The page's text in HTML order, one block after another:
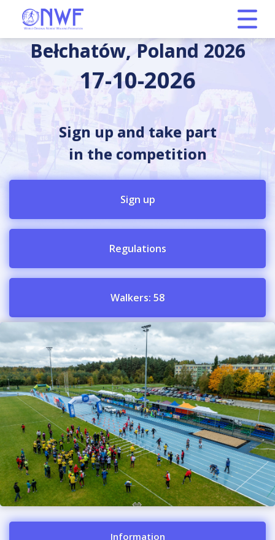
Bełchatów, Poland 2026
17-10-2026
Sign up and take part
in the competition
Sign up
Regulations
Walkers: 58
Information